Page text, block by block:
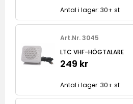
Antal i lager: 30+ st
Art.Nr. 3045
LTC VHF-HÖGTALARE
249 kr
Antal i lager: 30+ st